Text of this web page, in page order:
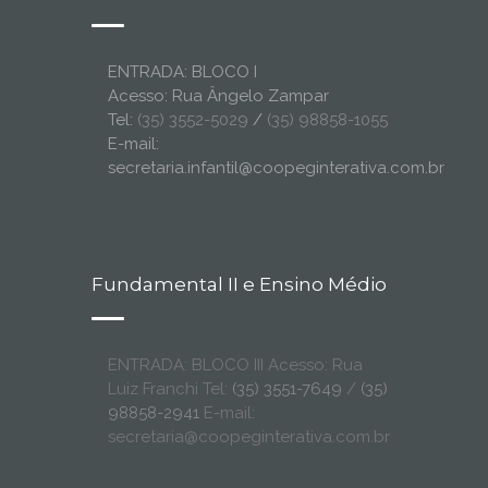
ENTRADA: BLOCO I
Acesso: Rua Ângelo Zampar
Tel: (35) 3552-5029 / (35) 98858-1055
E-mail:
secretaria.infantil@coopeginterativa.com.br
Fundamental II e Ensino Médio
ENTRADA: BLOCO III Acesso: Rua
Luiz Franchi Tel: (35) 3551-7649 / (35)
98858-2941 E-mail:
secretaria@coopeginterativa.com.br